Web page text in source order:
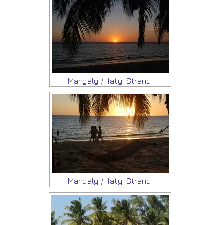
Mangaly / Ifaty: Strand
Mangaly / Ifaty: Strand